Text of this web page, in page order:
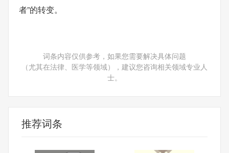
者”的转变。
词条内容仅供参考，如果您需要解决具体问题
（尤其在法律、医学等领域），建议您咨询相关领域专业人
士。
推荐词条